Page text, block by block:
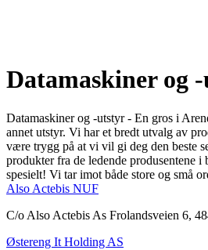
Datamaskiner og
Datamaskiner og -utstyr - En gros i
annet utstyr. Vi har et bredt utvalg av
være trygg på at vi vil gi deg den beste
produkter fra de ledende produsentene
spesielt! Vi tar imot både store og små
Also Actebis NUF
C/o Also Actebis As Frolandsveien 6,
Østereng It Holding AS